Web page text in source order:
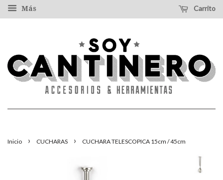
Más Carrito
Inicio › CUCHARAS › CUCHARA TELESCOPICA 15cm / 45cm